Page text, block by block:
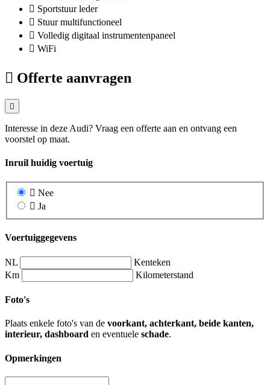
Sportstuur leder
Stuur multifunctioneel
Volledig digitaal instrumentenpaneel
WiFi
Offerte aanvragen
Interesse in deze Audi? Vraag een offerte aan en ontvang een
voorstel op maat.
Inruil huidig voertuig
Nee
Ja
Voertuiggegevens
NL
Kenteken
Km
Kilometerstand
Foto's
Plaats enkele foto's van de voorkant, achterkant, beide kanten,
interieur, dashboard en eventuele schade.
Opmerkingen